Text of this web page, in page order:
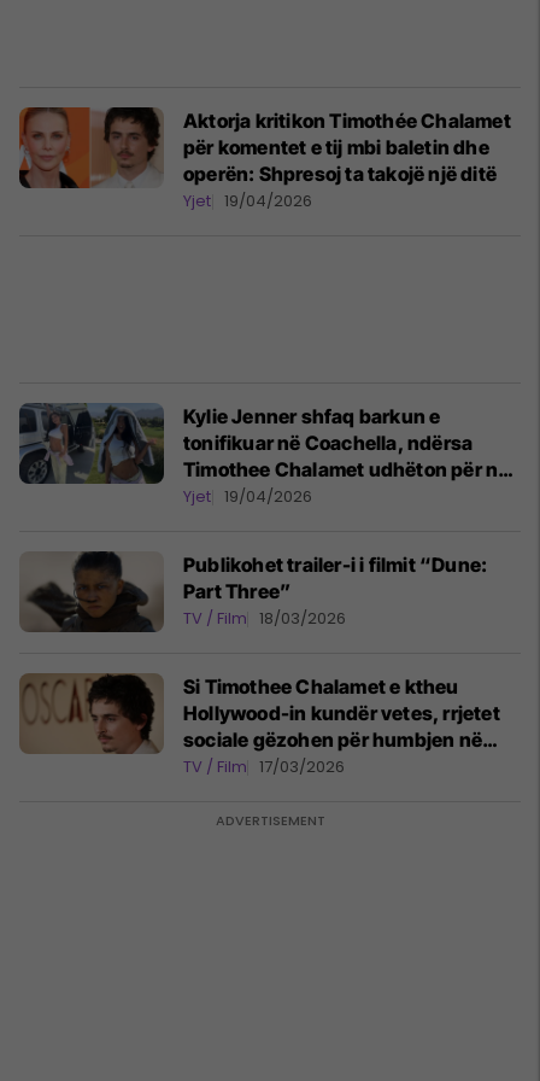
Aktorja kritikon Timothée Chalamet
për komentet e tij mbi baletin dhe
operën: Shpresoj ta takojë një ditë
Yjet 19/04/2026
Kylie Jenner shfaq barkun e
tonifikuar në Coachella, ndërsa
Timothee Chalamet udhëton për në
Miami
Yjet 19/04/2026
Publikohet trailer-i i filmit “Dune:
Part Three”
TV / Film 18/03/2026
Si Timothee Chalamet e ktheu
Hollywood-in kundër vetes, rrjetet
sociale gëzohen për humbjen në
Oscars
TV / Film 17/03/2026